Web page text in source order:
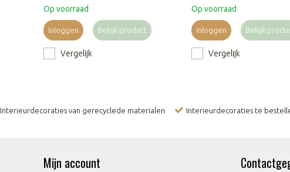
Op voorraad
Inloggen Bekijk product
Vergelijk
Op voorraad
Inloggen Bekijk
Vergelijk
Interieurdecoraties van gerecyclede materialen Interieurdecoraties te
Mijn account